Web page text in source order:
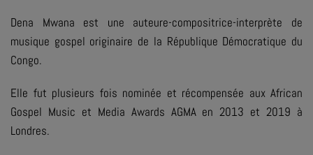
Dena Mwana est une auteure-compositrice-interprète de
musique gospel originaire de la République Démocratique du
Congo.
Elle fut plusieurs fois nominée et récompensée aux African
Gospel Music et Media Awards AGMA en 2013 et 2019 à
Londres.